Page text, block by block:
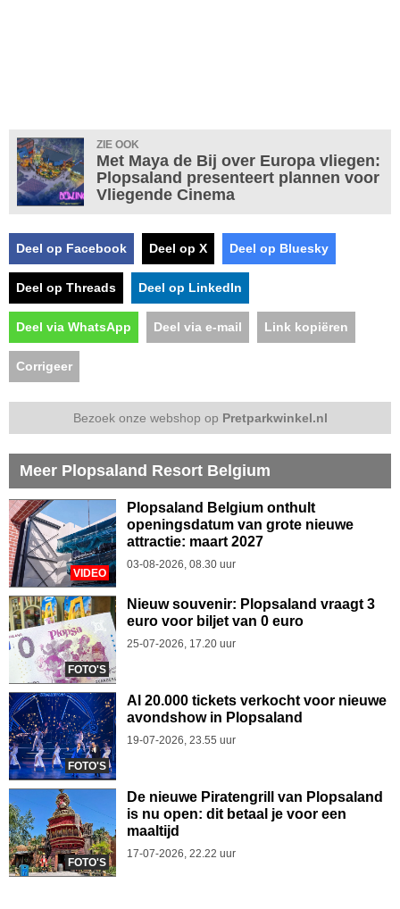
ZIE OOK
Met Maya de Bij over Europa vliegen:
Plopsaland presenteert plannen voor
Vliegende Cinema
Deel op Facebook Deel op X Deel op Bluesky
Deel op Threads Deel op LinkedIn
Deel via WhatsApp Deel via e-mail Link kopiëren
Corrigeer
Bezoek onze webshop op Pretparkwinkel.nl
Meer Plopsaland Resort Belgium
VIDEO
Plopsaland Belgium onthult
openingsdatum van grote nieuwe
attractie: maart 2027
03-08-2026, 08.30 uur
FOTO'S
Nieuw souvenir: Plopsaland vraagt 3
euro voor biljet van 0 euro
25-07-2026, 17.20 uur
FOTO'S
Al 20.000 tickets verkocht voor nieuwe
avondshow in Plopsaland
19-07-2026, 23.55 uur
FOTO'S
De nieuwe Piratengrill van Plopsaland
is nu open: dit betaal je voor een
maaltijd
17-07-2026, 22.22 uur